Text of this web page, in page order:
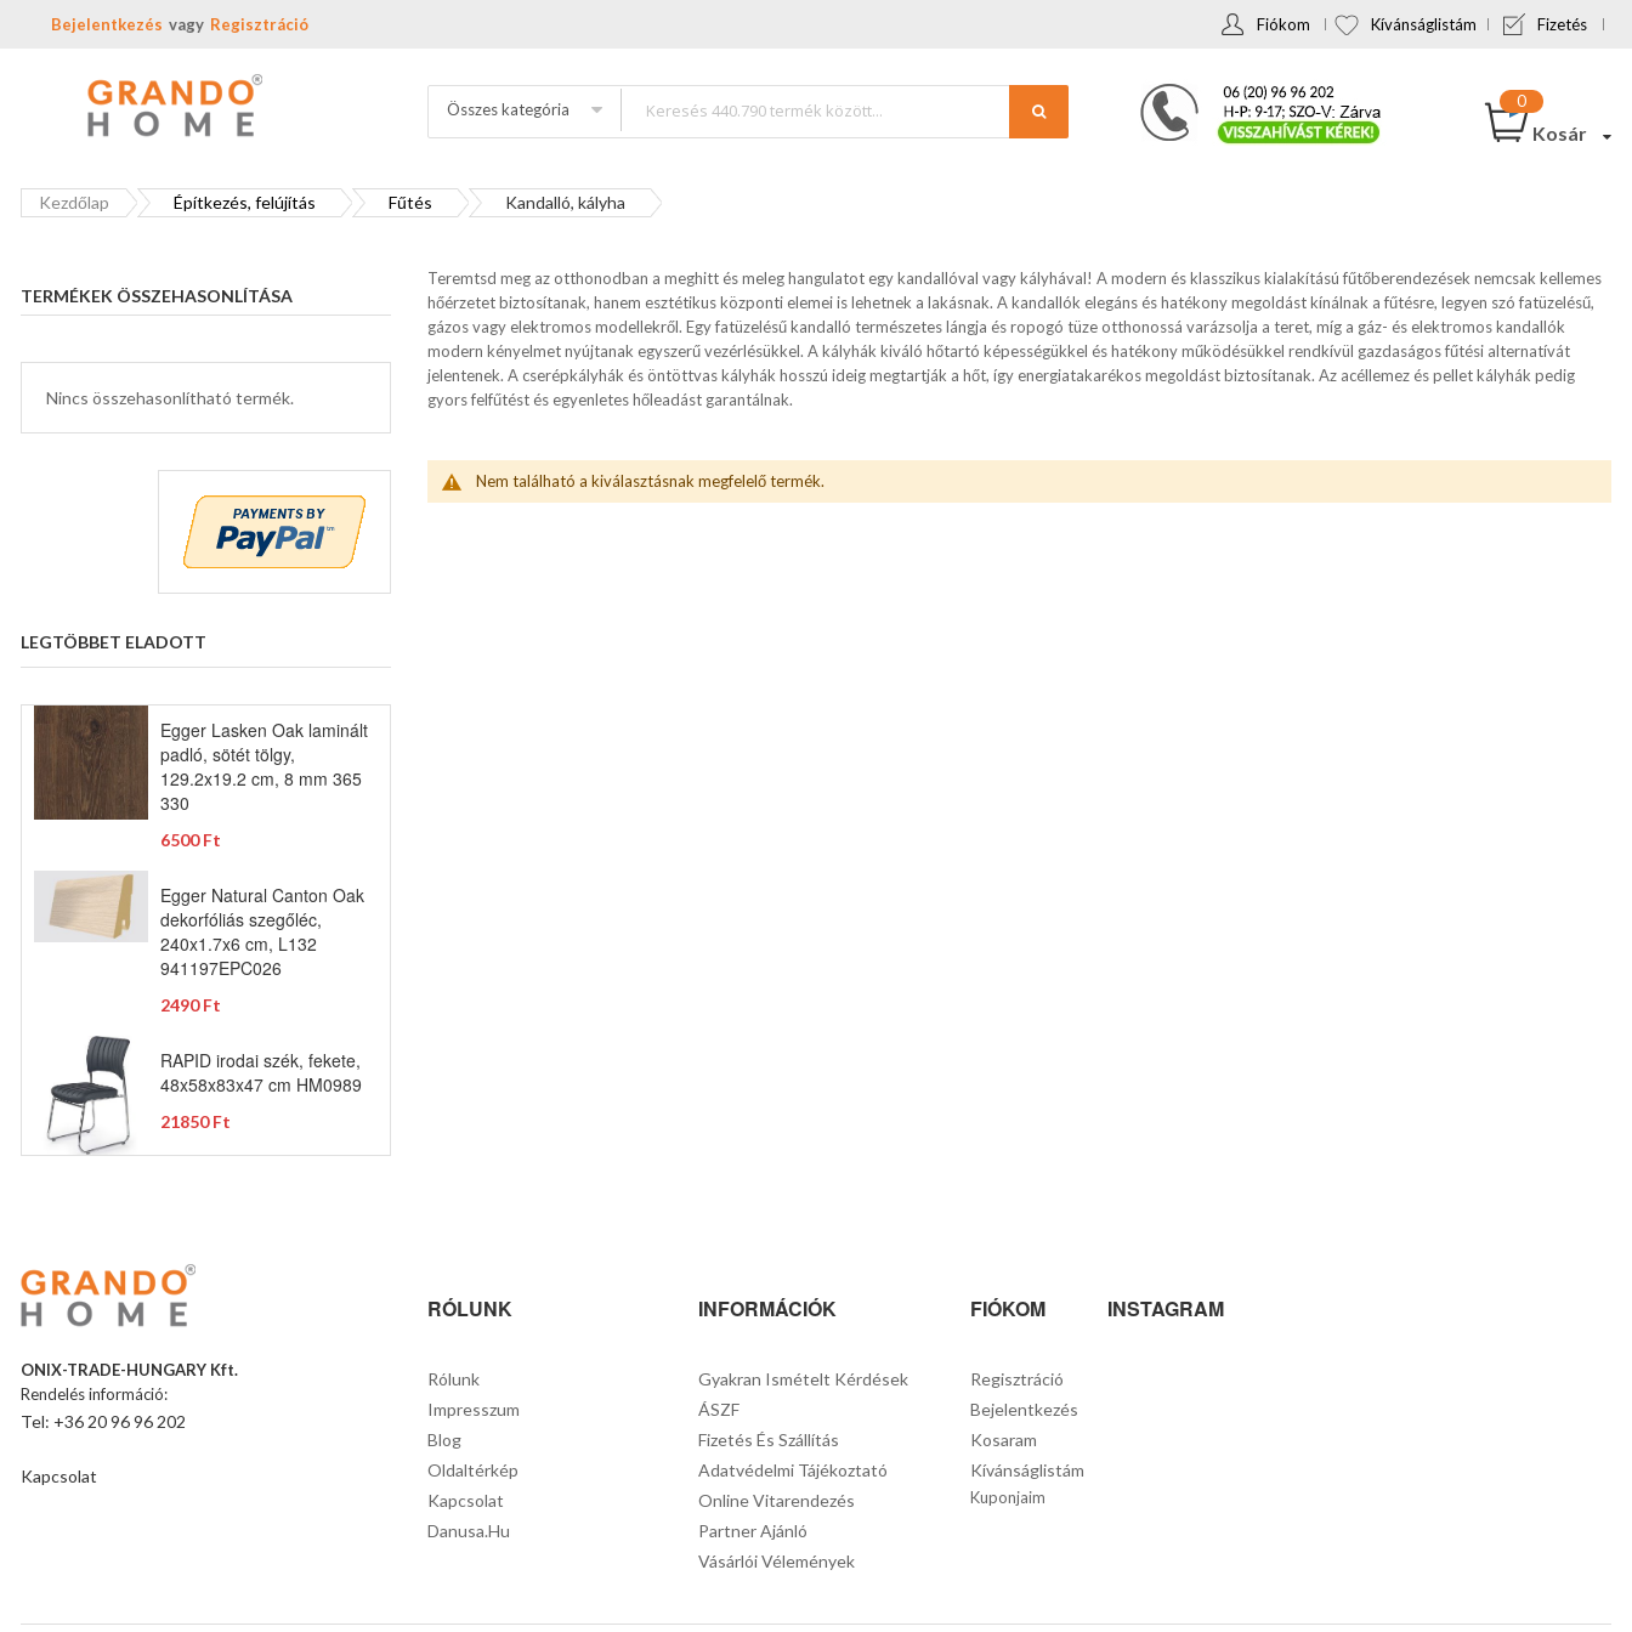
Bejelentkezés Regisztráció Fiókom Kívánságlistám Fizetés
Összes kategória
Kosár
Kezdőlap Építkezés, felújítás Fűtés Kandalló, kályha
Teremtsd meg az otthonodban a meghitt és meleg hangulatot egy kandallóval vagy kályhával! A modern és klasszikus kialakítású fűtőberendezések nemcsak kellemes
hőérzetet biztosítanak, hanem esztétikus központi elemei is lehetnek a lakásnak. A kandallók elegáns és hatékony megoldást kínálnak a fűtésre, legyen szó fatüzelésű,
gázos vagy elektromos modellekről. Egy fatüzelésű kandalló természetes lángja és ropogó tüze otthonossá varázsolja a teret, míg a gáz- és elektromos kandallók
modern kényelmet nyújtanak egyszerű vezérlésükkel. A kályhák kiváló hőtartó képességükkel és hatékony működésükkel rendkívül gazdaságos fűtési alternatívát
jelentenek. A cserépkályhák és öntöttvas kályhák hosszú ideig megtartják a hőt, így energiatakarékos megoldást biztosítanak. Az acéllemez és pellet kályhák pedig
gyors felfűtést és egyenletes hőleadást garantálnak.
Nem található a kiválasztásnak megfelelő termék.
TERMÉKEK ÖSSZEHASONLÍTÁSA
Nincs összehasonlítható termék.
LEGTÖBBET ELADOTT
Egger Lasken Oak laminált
padló, sötét tölgy,
129.2x19.2 cm, 8 mm 365
330
6500 Ft
Egger Natural Canton Oak
dekorfóliás szegőléc,
240x1.7x6 cm, L132
941197EPC026
2490 Ft
RAPID irodai szék, fekete,
48x58x83x47 cm HM0989
21850 Ft
ONIX-TRADE-HUNGARY Kft.
Rendelés információ:
Tel: +36 20 96 96 202
Kapcsolat
RÓLUNK
Rólunk
Impresszum
Blog
Oldaltérkép
Kapcsolat
Danusa.hu
INFORMÁCIÓK
Gyakran Ismételt Kérdések
ÁSZF
Fizetés És Szállítás
Adatvédelmi Tájékoztató
Online Vitarendezés
Partner Ajánló
Vásárlói Vélemények
FIÓKOM
Regisztráció
Bejelentkezés
Kosaram
Kívánságlistám
Kuponjaim
INSTAGRAM